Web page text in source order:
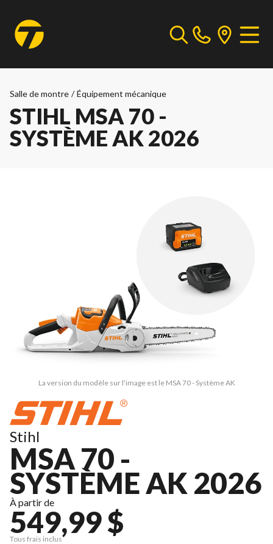
Salle de montre / Équipement mécanique
STIHL MSA 70 -
SYSTÈME AK 2026
La version du modèle sur l'image est le MSA 70 - Système AK
Stihl
MSA 70 -
SYSTÈME AK 2026
À partir de
549,99 $
Tous frais inclus